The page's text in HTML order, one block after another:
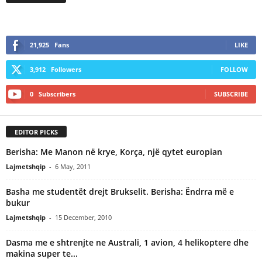
21,925 Fans LIKE
3,912 Followers FOLLOW
0 Subscribers SUBSCRIBE
EDITOR PICKS
Berisha: Me Manon në krye, Korça, një qytet europian
Lajmetshqip - 6 May, 2011
Basha me studentët drejt Brukselit. Berisha: Ëndrra më e
bukur
Lajmetshqip - 15 December, 2010
Dasma me e shtrenjte ne Australi, 1 avion, 4 helikoptere dhe
makina super te...